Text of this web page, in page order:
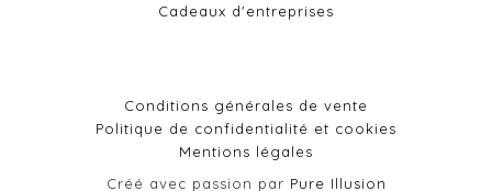
Cadeaux d'entreprises
Conditions générales de vente
Politique de confidentialité et cookies
Mentions légales
Créé avec passion par Pure Illusion